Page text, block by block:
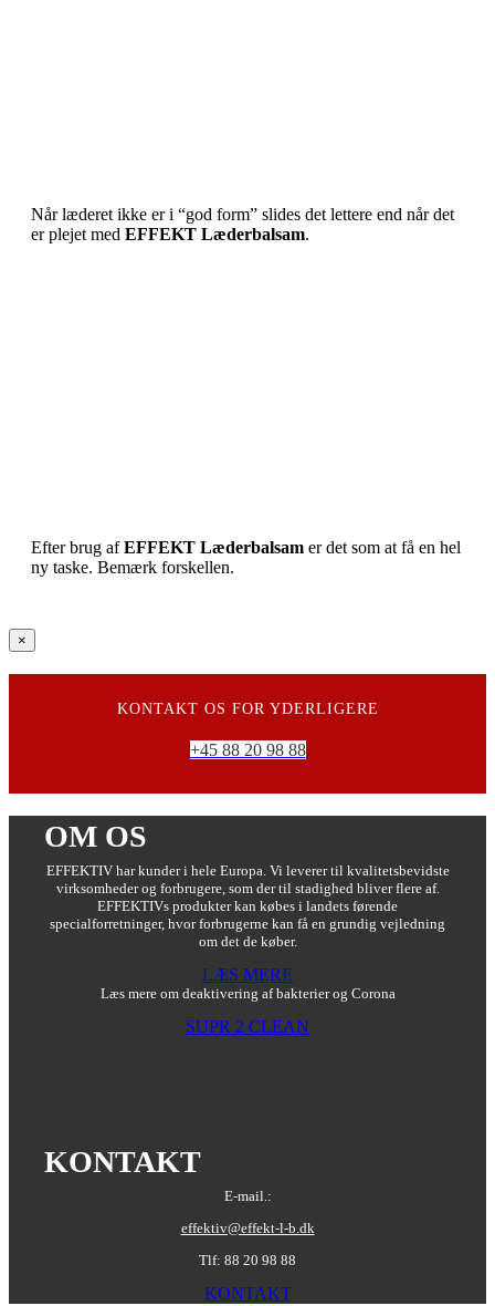
Når læderet ikke er i “god form” slides det lettere end når det
er plejet med EFFEKT Læderbalsam.
Efter brug afEFFEKT Læderbalsamer det som at få en hel
ny taske. Bemærk forskellen.
Close
product
quick
×
KONTAKT OS FOR YDERLIGERE
+45 88 20 98 88
OM OS
EFFEKTIV har kunder i hele Europa. Vi leverer til kvalitetsbevidste
virksomheder og forbrugere, som der til stadighed bliver flere af.
EFFEKTIVs produkter kan købes i landets førende
specialforretninger, hvor forbrugerne kan få en grundig vejledning
om det de køber.
LÆS MERE
Læs mere om deaktivering af bakterier og Corona
SUPR 2 CLEAN
KONTAKT
E-mail.:
effektiv@effekt-l-b.dk
Tlf: 88 20 98 88
KONTAKT